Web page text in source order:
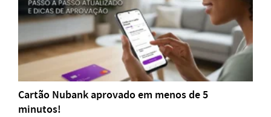
Cartão Nubank aprovado em menos de 5
minutos!